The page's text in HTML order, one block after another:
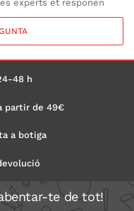
experts et responen
48 h
partir de 49€
a botiga
te de tot!